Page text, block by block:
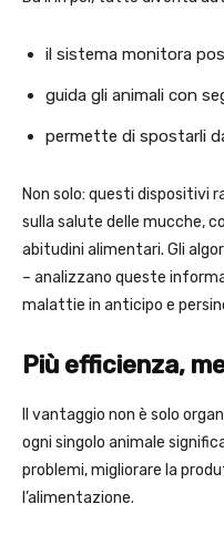
il sistema monitora
guida gli animali con
permette di spostarli
Non solo: questi dispositivi
sulla salute delle mucche,
abitudini alimentari. Gli
– analizzano queste
malattie in anticipo e
Più efficienza,
Il vantaggio non è solo
ogni singolo animale
problemi, migliorare la
l’alimentazione.